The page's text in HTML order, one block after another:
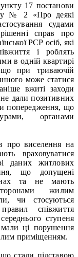
17 постанови
№ 2 «Про деякі
судами
справ про
РСР осіб, які
і роблять
в одній квартирі
при триваючій
може статися
вжиті заходи
дали позитивних
попередження, що
органами
про виселення на
враховуватися
даних житлових
що допущені
та не мають
жилим
чи стосуються
співжиття
ступеня
ці порушення
приміщенням.
стали підставою